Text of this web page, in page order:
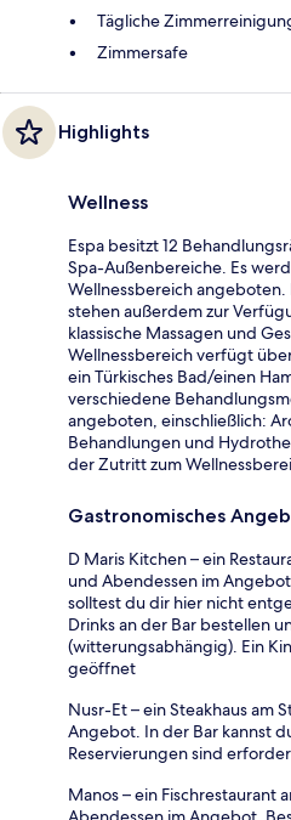
Tägliche
Zimmersafe
Highlights
Wellness
Espa besitzt 12
Spa-Außenbereiche. Es
Wellnessbereich
stehen außerdem zur
klassische Massagen und
Wellnessbereich verfügt
ein Türkisches Bad/einen
verschiedene
angeboten, einschließlich:
Behandlungen und
der Zutritt zum
Gastronomisches
D Maris Kitchen – ein
und Abendessen im
solltest du dir hier nicht
Drinks an der Bar bestellen
(witterungsabhängig). Ein
geöffnet
Nusr-Et – ein Steakhaus am
Angebot. In der Bar kannst
Reservierungen sind
Manos – ein Fischrestaurant